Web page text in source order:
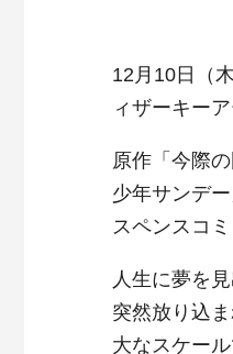
12月10日（
ィザーキー
原作「今際
少年サンデ
スペンスコミ
人生に夢を
突然放り込
大なスケール